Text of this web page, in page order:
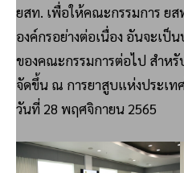
ยสท. เพื่อให้คณะกรรมการ ย
องค์กรอย่างต่อเนื่อง อันจะเ
ของคณะกรรมการต่อไป สำห
จัดขึ้น ณ การยาสูบแห่งประเท
วันที่ 28 พฤศจิกายน 2565